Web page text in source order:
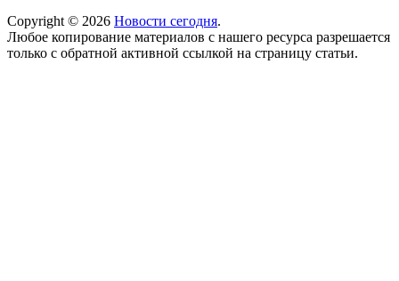
Copyright © 2026 Новости сегодня.
Любое копирование материалов с нашего ресурса разрешается
только с обратной активной ссылкой на страницу статьи.